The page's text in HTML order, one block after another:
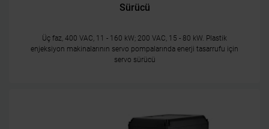
Sürücü
Üç faz, 400 VAC, 11 - 160 kW; 200 VAC, 15 - 80 kW. Plastik
enjeksiyon makinalarının servo pompalarında enerji tasarrufu için
servo sürücü